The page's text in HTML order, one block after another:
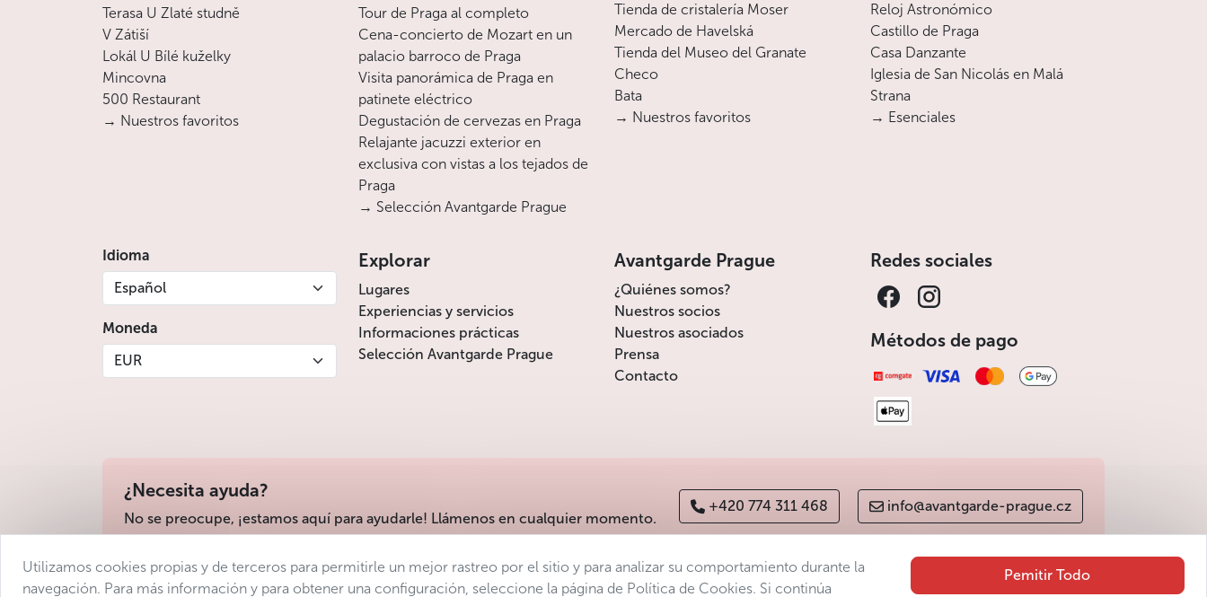
Terasa U Zlaté studně
V Zátiší
Lokál U Bílé kuželky
Mincovna
500 Restaurant
→ Nuestros favoritos
Tour de Praga al completo
Cena-concierto de Mozart en un
palacio barroco de Praga
Visita panorámica de Praga en
patinete eléctrico
Degustación de cervezas en Praga
Relajante jacuzzi exterior en
exclusiva con vistas a los tejados de
Praga
→ Selección Avantgarde Prague
Tienda de cristalería Moser
Mercado de Havelská
Tienda del Museo del Granate
Checo
Bata
→ Nuestros favoritos
Reloj Astronómico
Castillo de Praga
Casa Danzante
Iglesia de San Nicolás en Malá
Strana
→ Esenciales
Idioma
Español
Moneda
EUR
Explorar
Lugares
Experiencias y servicios
Informaciones prácticas
Selección Avantgarde Prague
Avantgarde Prague
¿Quiénes somos?
Nuestros socios
Nuestros asociados
Prensa
Contacto
Redes sociales
Métodos de pago
¿Necesita ayuda?
No se preocupe, ¡estamos aquí para ayudarle! Llámenos en cualquier momento.
+420 774 311 468 info@avantgarde-prague.cz
Condiciones de venta Protección de datos Declaración de accesibilidad Manage consent Sitemap
Utilizamos cookies propias y de terceros para permitirle un mejor rastreo por el sitio y para analizar su comportamiento durante la
navegación. Para más información y para obtener una configuración, seleccione la página de Política de Cookies. Si continúa
Pemitir Todo